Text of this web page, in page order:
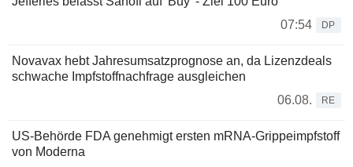
07:54
DP
Novavax hebt Jahresumsatzprognose an, da Lizenzdeals
schwache Impfstoffnachfrage ausgleichen
06.08.
RE
US-Behörde FDA genehmigt ersten mRNA-Grippeimpfstoff
von Moderna